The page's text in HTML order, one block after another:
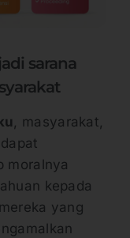
sarana
, masyarakat,
moralnya
kepada
yang